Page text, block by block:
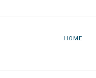
HOME